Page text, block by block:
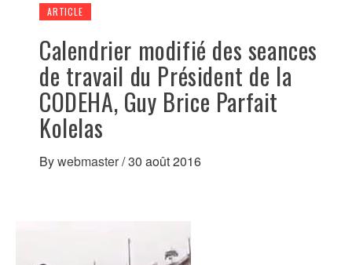
ARTICLE
Calendrier modifié des seances
de travail du Président de la
CODEHA, Guy Brice Parfait
Kolelas
Bywebmaster/30 août 2016